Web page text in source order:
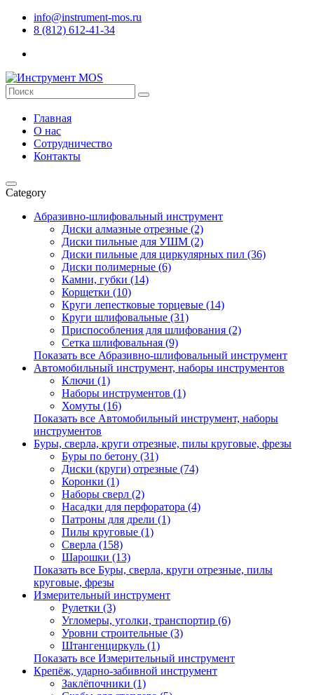
info@instrument-mos.ru
8 (812) 612-41-34
Главная
О нас
Сотрудничество
Контакты
Category
Абразивно-шлифовальный инструмент
Диски алмазные отрезные (2)
Диски пильные для УШМ (2)
Диски пильные для циркулярных пил (36)
Диски полимерные (6)
Камни, губки (14)
Корщетки (10)
Круги лепестковые торцевые (14)
Круги шлифовальные (31)
Приспособления для шлифования (2)
Сетка шлифовальная (9)
Показать все Абразивно-шлифовальный инструмент
Автомобильный инструмент, наборы инструментов
Ключи (1)
Наборы инструментов (1)
Хомуты (16)
Показать все Автомобильный инструмент, наборы
инструментов
Буры, сверла, круги отрезные, пилы круговые, фрезы
Буры по бетону (31)
Диски (круги) отрезные (74)
Коронки (1)
Наборы сверл (2)
Насадки для перфоратора (4)
Патроны для дрели (1)
Пилы круговые (1)
Сверла (158)
Шарошки (13)
Показать все Буры, сверла, круги отрезные, пилы
круговые, фрезы
Измерительный инструмент
Рулетки (3)
Угломеры, уголки, транспортир (6)
Уровни строительные (3)
Штангенциркуль (1)
Показать все Измерительный инструмент
Крепёж, ударно-забивной инструмент
Заклёпочники (1)